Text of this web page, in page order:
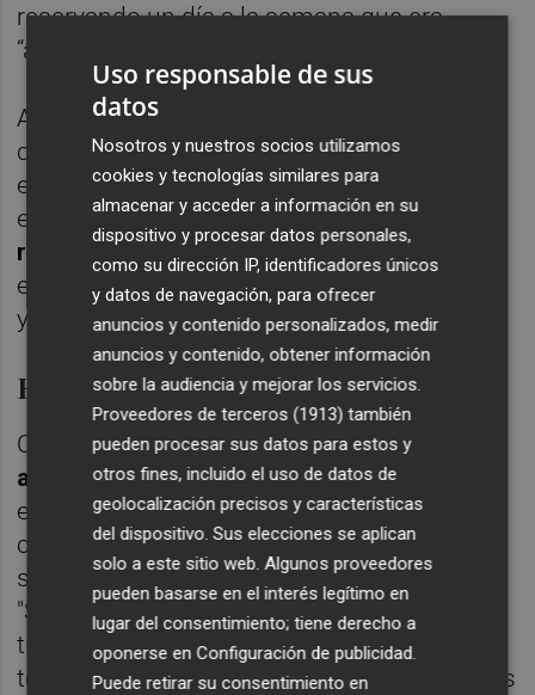
reservando un día a la semana que era
“absolutamente sagrado".
A pesar de esto, la rutina se intensificó
conforme se iba acercando el examen. En
ese tramo final, reconoce que "las horas de
estudio aumentan y los descansosse
reducen hasta desaparecer
", algo habitual
entre quienes afrontan este tipo de pruebas
y que exige una gran fortaleza mental.
Renuncias y momentos de duda
Opositar implicarenunciar a distintos
aspectos importantes de la vida cotidiana
especialmente en el plano personal. En su
caso, lo que más ha echado de menos ha
sido el tiempo con sus seres más queridos.
"Se me hacía muy duro tener que limitar el
tiempo con familia, amigos y pareja o estar
todo el rato pendiente del reloj, porque sabes
Uso responsable de sus
datos
Nosotros y nuestros socios utilizamos
cookies y tecnologías similares para
almacenar y acceder a información en su
dispositivo y procesar datos personales,
como su dirección IP, identificadores únicos
y datos de navegación, para ofrecer
anuncios y contenido personalizados, medir
anuncios y contenido, obtener información
sobre la audiencia y mejorar los servicios.
Proveedores de terceros (1913) también
pueden procesar sus datos para estos y
otros fines, incluido el uso de datos de
geolocalización precisos y características
del dispositivo. Sus elecciones se aplican
solo a este sitio web. Algunos proveedores
pueden basarse en el interés legítimo en
lugar del consentimiento; tiene derecho a
oponerse enConfiguración de publicidad
Puede retirar su consentimiento en